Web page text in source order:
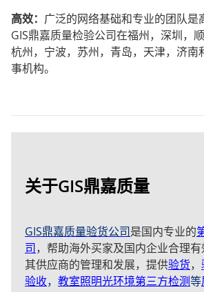
高效： 广泛的网络基础和专业的团队是
GIS鼎嘉质量检验公司在福州，深圳，
杭州，宁波，苏州，青岛，天津，济南
事机构。
关于GIS鼎嘉质量
GIS鼎嘉质量验货公司是国内专业的
司，帮助海外买家及国内企业合理
其供应商的管理和发展，提供验货，
验收， 教室照明光环境第三方检测等